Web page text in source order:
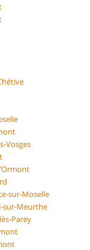
Vosges
sur-Moselle
sur-Meurthe
Parey